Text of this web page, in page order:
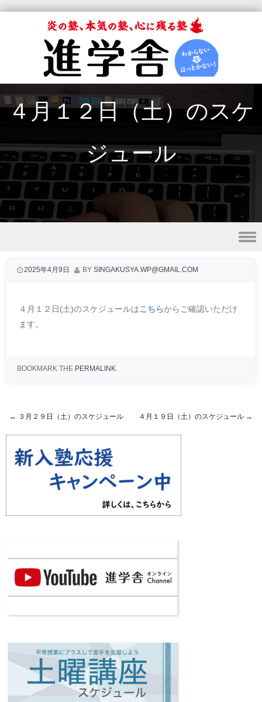
４月１２日（土）のスケ
ジュール
2025年4月9日 BY SINGAKUSYA.WP@GMAIL.COM
４月１２日(土)のスケジュールはこちらからご確認いただけ
ます。
BOOKMARK THE PERMALINK.
Post navigation
← ３月２９日（土）のスケジュール ４月１９日（土）のスケジュール →